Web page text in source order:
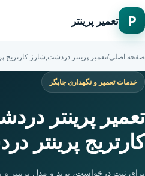
P تعمیر پرینتر
صفحه اصلی/تعمیر پرینتر دردشت,شارژ کارتریج
خدمات تعمیر و نگهداری چاپگر
تعمیر پرینتر
کارتریج پرینتر
برای ثبت درخواست، برند و مدل پرینتر و